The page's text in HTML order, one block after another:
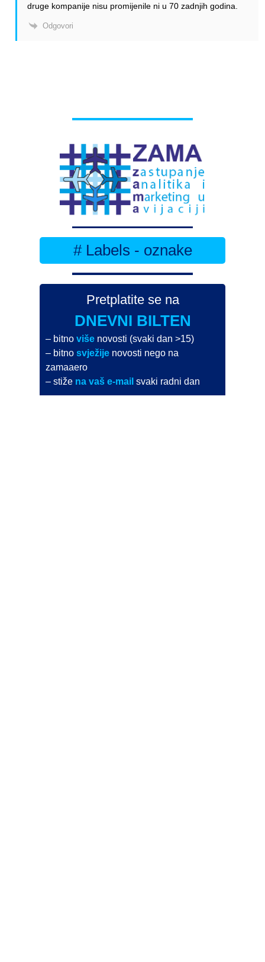
druge kompanije nisu promijenile ni u 70 zadnjih godina.
Odgovori
# Labels - oznake
Pretplatite se na
DNEVNI BILTEN
– bitnoviše novosti (svaki dan >15)
– bitnosvježije novosti nego na
zamaaero
– stiže na vaš e-mail svaki radni dan